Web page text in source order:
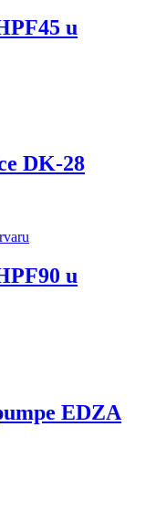
u
DK-28
u
EDZA